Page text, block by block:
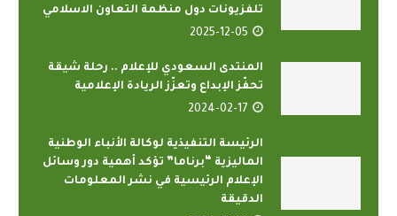
تلفزيونات دول منظمة التعاون الاسلامي
2025-12-05
المنتدى السعودي للإعلام .. رحلة شيقة
تحفّز الإبداع وتعزّز الريادة الإعلامية
2024-02-17
الرئيسة التنفيذية لوكالة الأنباء الوطنية
الماليزية “برناما” تؤكد أهمية دور وسائل
الإعلام الرئيسية في نشر المعلومات
الدقيقة